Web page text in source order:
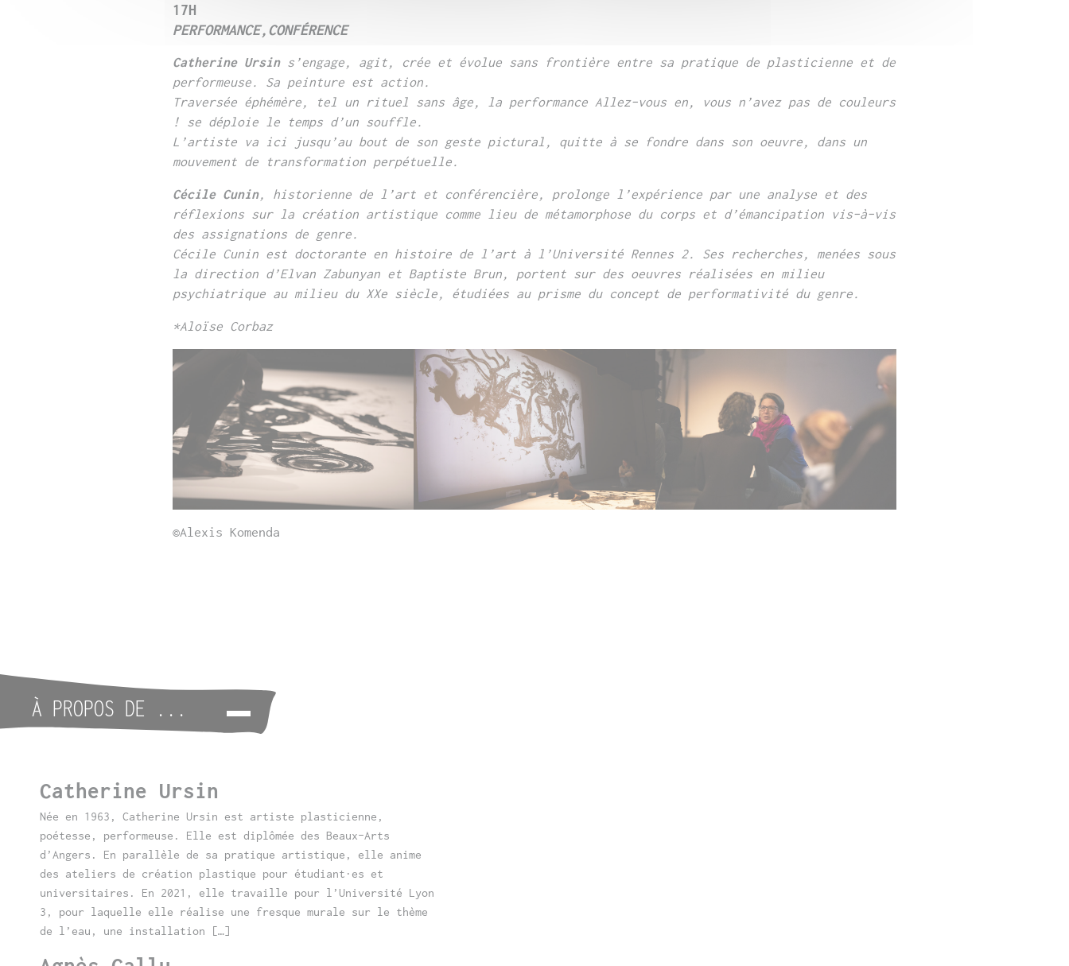
17H
PERFORMANCE,CONFÉRENCE
Catherine Ursins’engage, agit, crée et évolue sans frontière entre sa pratique de plasticienne et de
performeuse. Sa peinture est action.
Traversée éphémère, tel un rituel sans âge, la performance Allez-vous en, vous n’avez pas de couleurs
! se déploie le temps d’un souffle.
L’artiste va ici jusqu’au bout de son geste pictural, quitte à se fondre dans son oeuvre, dans un
mouvement de transformation perpétuelle.
Cécile Cunin, historienne de l’art et conférencière, prolonge
l’expérience par une analyse et des
réflexions sur la création artistique
comme lieu de métamorphose du corps et d’émancipation vis-à-vis
des assignations de genre.
Cécile Cunin est doctorante en histoire de l’art à l’Université Rennes 2.
Ses recherches, menées sous
la direction d’Elvan Zabunyan et Baptiste Brun,
portent sur des oeuvres réalisées en milieu
psychiatrique au milieu du XXe siècle,
étudiées au prisme du concept de performativité du genre.
*Aloïse Corbaz
©Alexis Komenda
À PROPOS DE ...
Catherine Ursin
Née en 1963, Catherine Ursin est artiste plasticienne,
poétesse, performeuse. Elle est diplômée des Beaux-Arts
d’Angers. En parallèle de sa pratique artistique, elle anime
des ateliers de création plastique pour étudiant·es et
universitaires. En 2021, elle travaille pour l’Université Lyon
3, pour laquelle elle réalise une fresque murale sur le thème
de l’eau, une installation […]